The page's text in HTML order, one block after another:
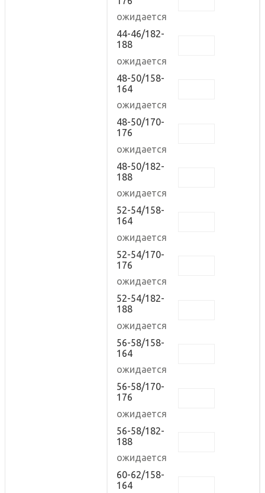
ожидается
44-46/182-
188
ожидается
48-50/158-
164
ожидается
48-50/170-
176
ожидается
48-50/182-
188
ожидается
52-54/158-
164
ожидается
52-54/170-
176
ожидается
52-54/182-
188
ожидается
56-58/158-
164
ожидается
56-58/170-
176
ожидается
56-58/182-
188
ожидается
60-62/158-
164